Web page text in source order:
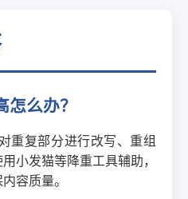
怎么办？
重复部分进行改写、重组
小发猫等降重工具辅助，
容质量。